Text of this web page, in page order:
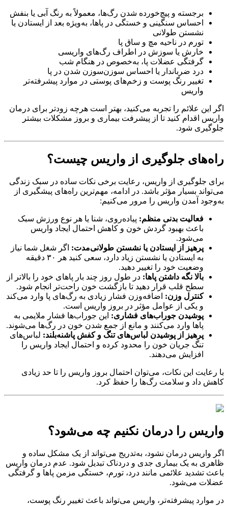
برجسته و پیچ‌خورده شدن رگ‌ها، معمولاً به رنگ آبی یا بنفش
احساس سنگینی و خستگی در پاها، به‌ویژه بعد از ایستادن یا
نشستن طولانی
تورم در ناحیه مچ و ساق پا
خارش یا سوزش در اطراف رگ‌های واریسی
گرفتگی عضلات پا، به‌خصوص در هنگام شب
درد ضرباندار یا احساس سوزن‌سوزن شدن در پا
تغییر رنگ پوست و زخم‌های پوستی در موارد پیشرفته‌تر
واریس
اگر این علائم را تجربه می‌کنید، بهتر است هرچه زودتر برای درمان
واریس اقدام کنید تا از پیشرفت بیماری و بروز مشکلات بیشتر
جلوگیری شود.
راه‌های جلوگیری از واریس چیست؟
برای جلوگیری از واریس، رعایت برخی نکات ساده در سبک زندگی
می‌تواند بسیار مؤثر باشد. در ادامه، مهم‌ترین راه‌های پیشگیری از
به‌وجود آمدن واریس را مرور می‌کنیم:
فعالیت بدنی منظم: پیاده‌روی، شنا یا هر نوع ورزش سبک
باعث بهبود گردش خون و کاهش احتمال ایجاد واریس
می‌شود.
پرهیز از ایستادن یا نشستن طولانی‌مدت: اگر شغل شما نیاز
به ایستادن یا نشستن زیاد دارد، سعی کنید هر ۳۰ دقیقه
وضعیت خود را تغییر دهید.
بالا نگه داشتن پاها: در طول روز چند بار پاهای خود را بالاتر از
سطح قلب قرار دهید تا بازگشت خون راحت‌تر انجام شود.
کنترل وزن: اضافه‌وزن فشار زیادی به رگ‌های پا وارد می‌کند
و یکی از عوامل مؤثر در بروز واریس است.
پوشیدن جوراب‌های فشاری: این جوراب‌ها فشار ملایمی به
پاها وارد می‌کنند و مانع از جمع شدن خون در رگ‌ها می‌شوند.
پرهیز از پوشیدن لباس‌های تنگ و کفش پاشنه‌بلند: لباس‌های
تنگ جریان خون را محدود کرده و احتمال ایجاد واریس را
افزایش می‌دهند.
با رعایت این نکات، می‌توان احتمال بروز واریس را تا حد زیادی
کاهش داد و سلامت رگ‌ها را حفظ کرد.
واریس را درمان نکنیم چه می‌شود؟
اگر واریس درمان نشود، به‌تدریج می‌تواند از یک مشکل ساده و
ظاهری به یک بیماری جدی و دردناک تبدیل شود. عدم درمان واریس
باعث تشدید علائمی مانند درد، تورم، خستگی مزمن پاها و گرفتگی
عضلات می‌شود.
در موارد پیشرفته‌تر، واریس می‌تواند باعث تغییر رنگ پوست،